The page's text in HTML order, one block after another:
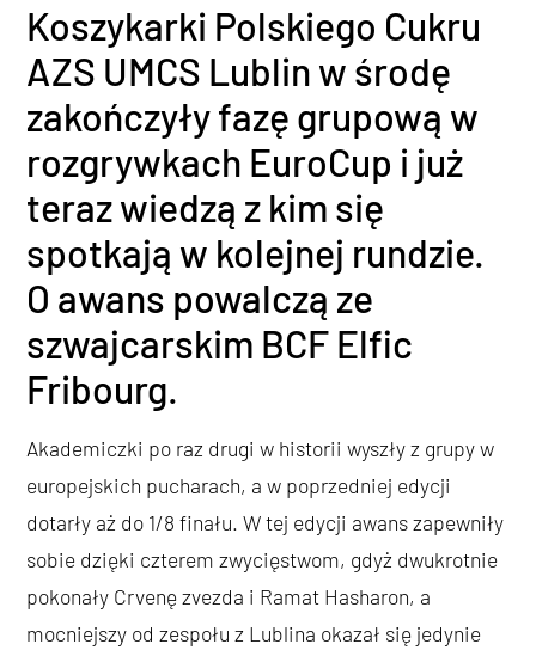
Koszykarki Polskiego Cukru
AZS UMCS Lublin w środę
zakończyły fazę grupową w
rozgrywkach EuroCup i już
teraz wiedzą z kim się
spotkają w kolejnej rundzie.
O awans powalczą ze
szwajcarskim BCF Elfic
Fribourg.
Akademiczki po raz drugi w historii wyszły z grupy w
europejskich pucharach, a w poprzedniej edycji
dotarły aż do 1/8 finału. W tej edycji awans zapewniły
sobie dzięki czterem zwycięstwom, gdyż dwukrotnie
pokonały Crvenę zvezda i Ramat Hasharon, a
mocniejszy od zespołu z Lublina okazał się jedynie